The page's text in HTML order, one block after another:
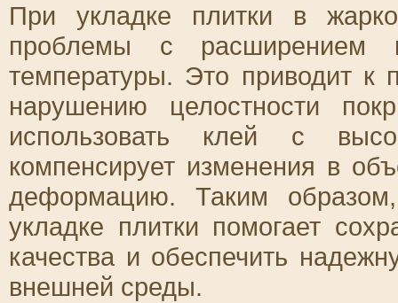
При укладке плитки в
проблемы с расширением
температуры. Это приводит
нарушению целостности
использовать клей с
компенсирует изменения в
деформацию. Таким
укладке плитки помогает
качества и обеспечить
внешней среды.